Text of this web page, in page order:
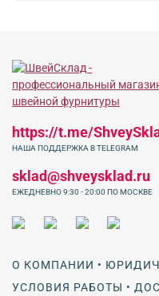
О КОМПАНИИ •
УСЛОВИЯ РАБОТЫ •
https://t.me/
НАША ПОДДЕРЖКА В TELEGRAM
sklad@shveysklad.ru
ЕЖЕДНЕВНО 9:30 - 20:00 ПО МОСКВЕ